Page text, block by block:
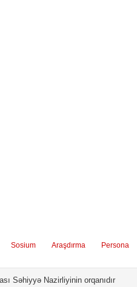
Sosium Araşdırma Persona
Səhiyyə Nazirliyinin orqanıdır